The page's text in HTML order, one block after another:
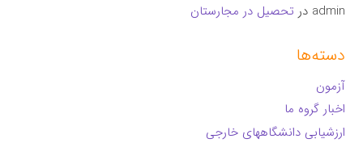
admin در تحصیل در مجارستان
دسته‌ها
آزمون
اخبار گروه ما
ارزشیابی دانشگاههای خارجی